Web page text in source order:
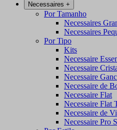
Necessaires +
Por Tamanho
Necessaires
Necessaires
Por Tipo
Kits
Necessaire
Necessaire
Necessaire
Necessaire de
Necessaire Flat
Necessaire Flat
Necessaire de
Necessaire Pro